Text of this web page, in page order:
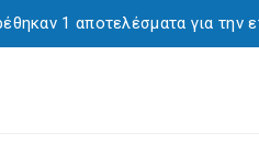
1 αποτελέσματα για την